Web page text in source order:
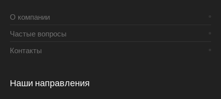
О компании
Частые вопросы
Контакты
Наши направления